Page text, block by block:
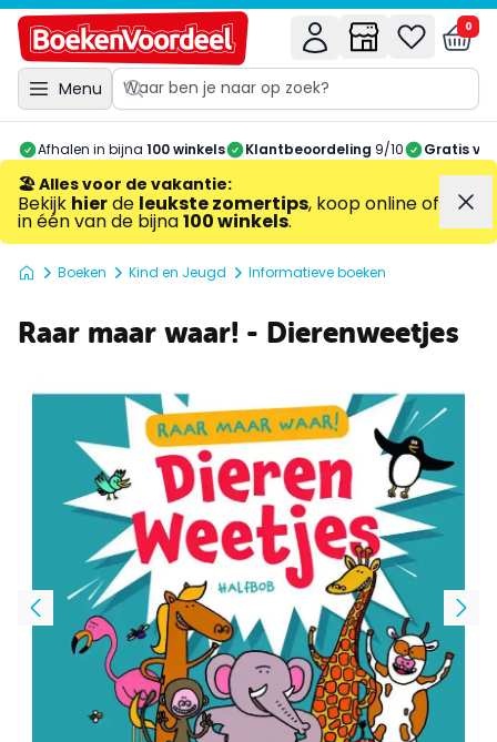
Menu
0
Afhalen in bijna 100 winkels Klantbeoordeling 9/10 Gratis
🏖️ Alles voor de vakantie:
Bekijk hierde leukste zomertips, koop online of
in één van de bijna100 winkels.
Boeken Kind en Jeugd Informatieve boeken
Raar maar waar! - Dierenweetjes